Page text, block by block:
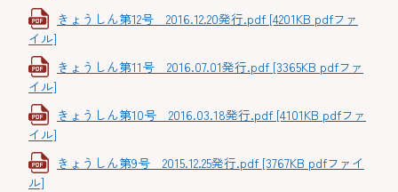
きょうしん第12号 2016.12.20発行.pdf [4201KB pdfファ
イル]
きょうしん第11号 2016.07.01発行.pdf [3365KB pdfファ
イル]
きょうしん第10号 2016.03.18発行.pdf [4101KB pdfファ
イル]
きょうしん第9号 2015.12.25発行.pdf [3767KB pdfファイ
ル]